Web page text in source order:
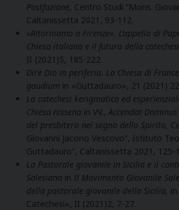
Postfazione, Centro Studi “Mons.
Caltanissetta 2021, 93-112.
«Ritorniamo a Firenze». L’appello di
Chiesa italiana e il futuro della
II (2021)5, 185-222.
Dire Dio in periferia. La Chiesa di
gaudium in «Guttadauro», 21 (2021)
La catechesi kerigmatica ed
Chiesa nissena in VV., Accendat
del presbitero nel segno dello Spirito,
Giovanni Jacono Vescovo”, Istituto
Guttadauro”, Caltanissetta 2021, 125-
La Pastorale giovanile in Sicilia e il
Salesiana in Il Movimento Giovanile
della pastorale giovanile della Sicilia,
Catechesi», II (2021)2, 7-27.